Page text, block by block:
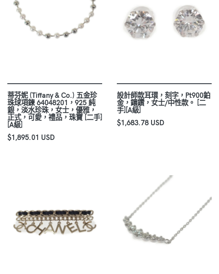
蒂芬妮 (Tiffany & Co.) 五金珍
珠球項鍊 64048201，925 純
銀，淡水珍珠，女士，優雅，
正式，可愛，禮品，珠寶 [二手]
[A級]
$1,895.01 USD
設計師款耳環，刻字，Pt900鉑
金，鑲鑽，女士/中性款。 [二
手][A級]
$1,683.78 USD